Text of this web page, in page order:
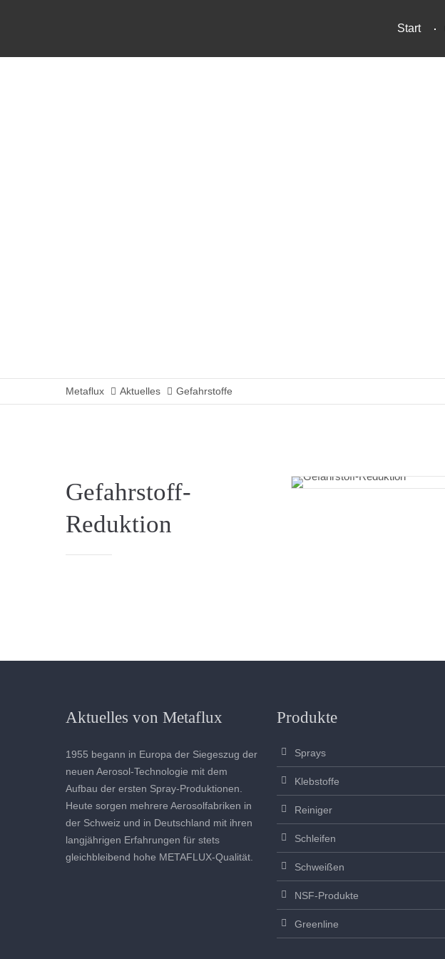
Start
Metaflux Aktuelles Gefahrstoffe
Gefahrstoff-
Reduktion
Aktuelles von Metaflux
1955 begann in Europa der Siegeszug der
neuen Aerosol-Technologie mit dem
Aufbau der ersten Spray-Produktionen.
Heute sorgen mehrere Aerosolfabriken in
der Schweiz und in Deutschland mit ihren
langjährigen Erfahrungen für stets
gleichbleibend hohe METAFLUX-Qualität.
Produkte
Sprays
Klebstoffe
Reiniger
Schleifen
Schweißen
NSF-Produkte
Greenline